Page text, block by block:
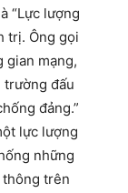
“Lực lượng
trị. Ông gọi
gian mạng,
trường đấu
đảng.”
lực lượng
những
trên